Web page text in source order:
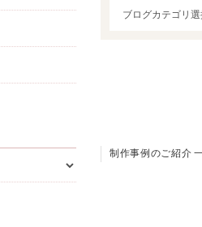
制作事例のご紹介